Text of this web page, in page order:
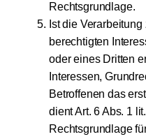
Rechtsgrundlage.
Ist die
berechtigten
oder eines Dritten
Interessen,
Betroffenen das
dient Art. 6 Abs. 1
Rechtsgrundlage